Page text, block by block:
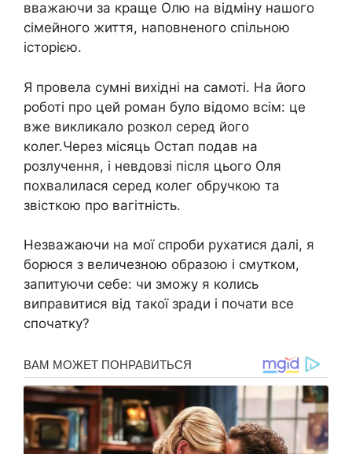
вважаючи за краще Олю на відміну нашого
сімейного життя, наповненого спільною
історією.
Я провела сумні вихідні на самоті. На його
роботі про цей роман було відомо всім: це
вже викликало розкол серед його
колег.Через місяць Остап подав на
розлучення, і невдовзі після цього Оля
похвалилася серед колег обручкою та
звісткою про вагітність.
Незважаючи на мої спроби рухатися далі, я
борюся з величезною образою і смутком,
запитуючи себе: чи зможу я колись
виправитися від такої зради і почати все
спочатку?